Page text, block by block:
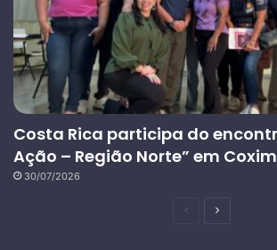
Costa Rica participa do
Ação – Região Norte” em Coxim
30/07/2026
PáginaPróxima